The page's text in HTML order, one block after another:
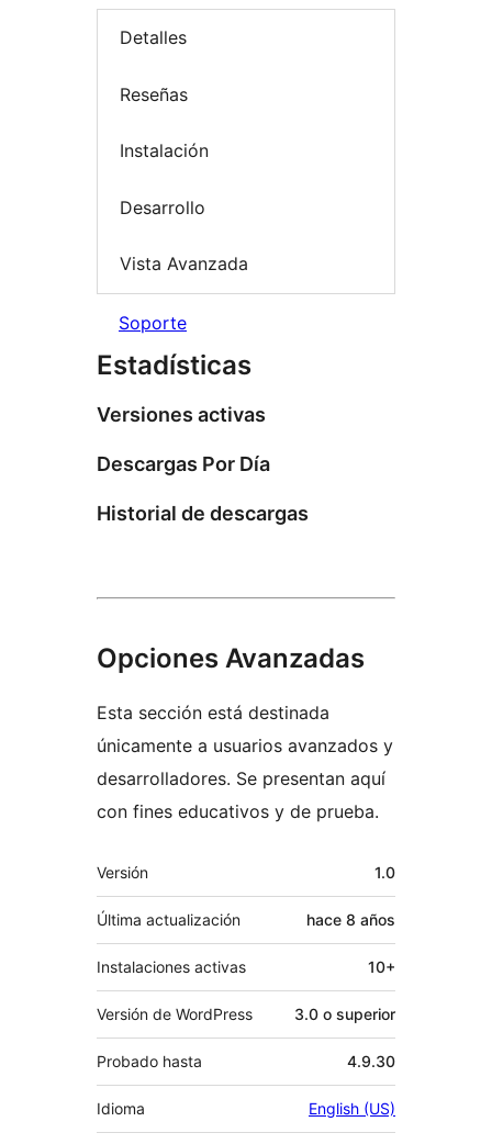
Detalles
Reseñas
Instalación
Desarrollo
Vista Avanzada
Soporte
Estadísticas
Versiones activas
Descargas Por Día
Historial de descargas
Opciones Avanzadas
Esta sección está destinada
únicamente a usuarios avanzados y
desarrolladores. Se presentan aquí
con fines educativos y de prueba.
Meta
Versión 1.0
Última actualización hace 8 años
Instalaciones activas 10+
Versión de WordPress 3.0 o superior
Probado hasta 4.9.30
Idioma English (US)